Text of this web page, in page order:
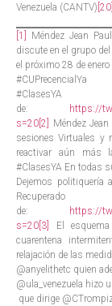
Venezuela (CANTV) [20]
[1]
Méndez Jean
discute en el grupo
el próximo 28 de
#CUPrecencialYa
de: https://
s=20 [2]
Méndez
sesiones Virtuales y
reactivar aún más
#ClasesYA En todas
Dejemos politiquería
Recuperado
de: https://
s=20 [3]
El
cuarentena
relajación de las
@anyelithetc quien
@ula_venezuela hizo
que dirige